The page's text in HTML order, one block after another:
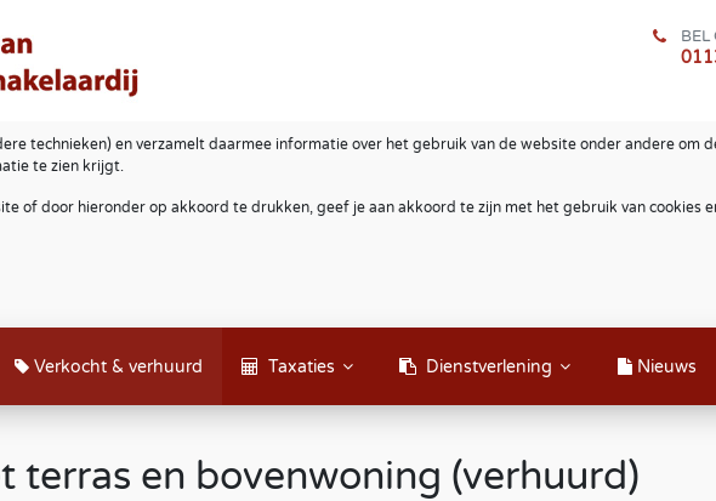
BEL
technieken) en verzamelt daarmee informatie over het gebruik van de website onder andere om
te zien krijgt.
of door hieronder op akkoord te drukken, geef je aan akkoord te zijn met het gebruik van cookies
Verkocht & verhuurd Taxaties Dienstverlening Nieuws
terras en bovenwoning (verhuurd)